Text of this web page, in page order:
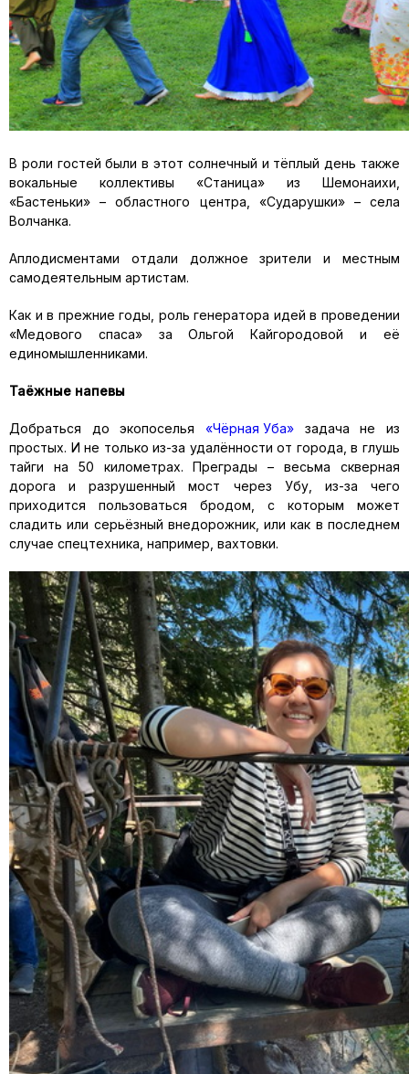
В роли гостей были в этот солнечный и тёплый день также
вокальные коллективы «Станица» из Шемонаихи,
«Бастеньки» – областного центра, «Сударушки» – села
Волчанка.
Аплодисментами отдали должное зрители и местным
самодеятельным артистам.
Как и в прежние годы, роль генератора идей в проведении
«Медового спаса» за Ольгой Кайгородовой и её
единомышленниками.
Таёжные напевы
Добраться до экопоселья «Чёрная Уба» задача не из
простых. И не только из-за удалённости от города, в глушь
тайги на 50 километрах. Преграды – весьма скверная
дорога и разрушенный мост через Убу, из-за чего
приходится пользоваться бродом, с которым может
сладить или серьёзный внедорожник, или как в последнем
случае спецтехника, например, вахтовки.